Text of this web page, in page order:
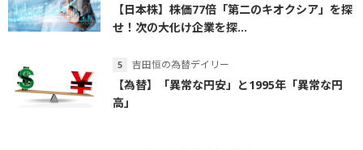
【日本株】株価77倍「第二のキオクシア」を探
せ！次の大化け企業を探...
吉田恒の為替デイリー
【為替】「異常な円安」と1995年「異常な円
高」